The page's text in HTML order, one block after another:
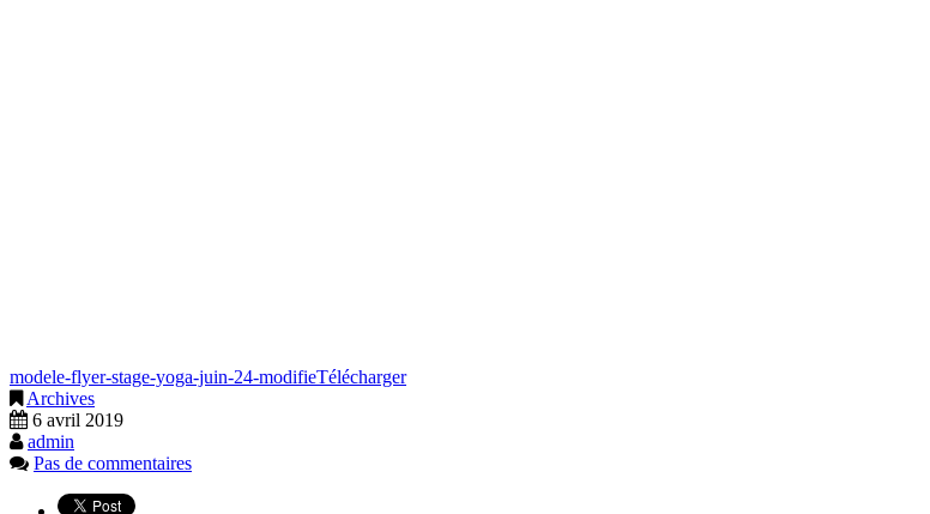
modele-flyer-stage-yoga-juin-24-modifieTélécharger
Archives
6 avril 2019
admin
Pas de commentaires